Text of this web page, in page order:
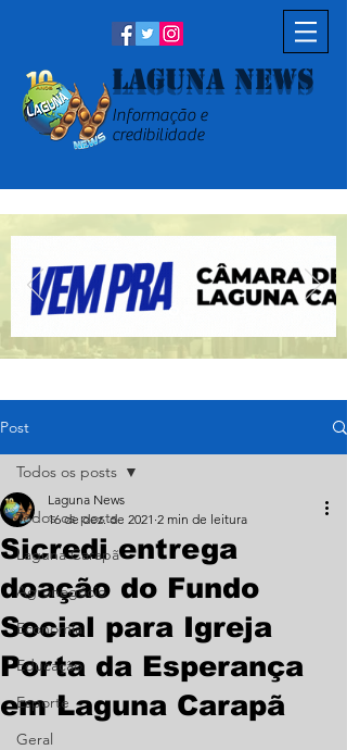
Laguna News
Informação e
credibilidade
Post
Todos os posts
Laguna Carapã
Agronegócio
Economia
Educação
Esporte
Geral
Todos os posts
Sicredi entrega
doação do Fundo
Social para Igreja
Porta da Esperança
em Laguna Carapã
Laguna News
16 de dez. de 2021 2 min de leitura